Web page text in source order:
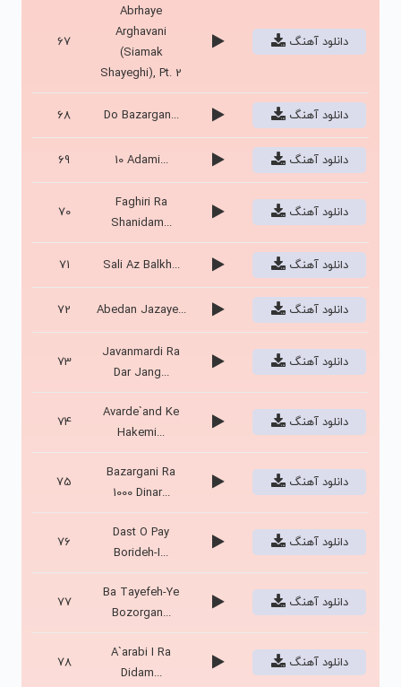
67
Abrhaye
Arghavani
(Siamak
Shayeghi), Pt. 2
دانلود آهنگ
68 Do Bazargan... دانلود آهنگ
69 10 Adami... دانلود آهنگ
70
Faghiri Ra
Shanidam...
دانلود آهنگ
71 Sali Az Balkh... دانلود آهنگ
72 Abedan Jazaye... دانلود آهنگ
73
Javanmardi Ra
Dar Jang...
دانلود آهنگ
74
Avarde`and Ke
Hakemi...
دانلود آهنگ
75
Bazargani Ra
1000 Dinar...
دانلود آهنگ
76
Dast O Pay
Borideh-I...
دانلود آهنگ
77
Ba Tayefeh-Ye
Bozorgan...
دانلود آهنگ
78
A`arabi I Ra
Didam...
دانلود آهنگ